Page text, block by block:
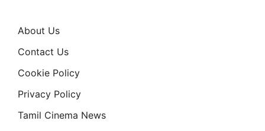
About Us
Contact Us
Cookie Policy
Privacy Policy
Tamil Cinema News